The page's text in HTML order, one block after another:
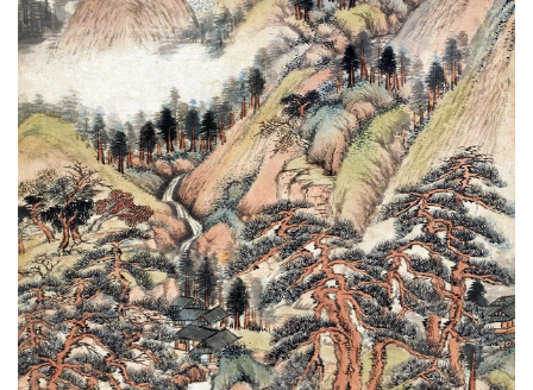
画
|
版
画
家
高
清
水
彩
|
水
彩
画